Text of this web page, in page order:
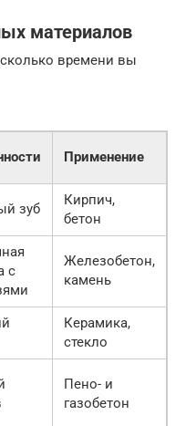
материалов
времени вы
Применение
зуб
Кирпич,
бетон
с
Железобетон,
камень
Керамика,
стекло
Пено- и
газобетон